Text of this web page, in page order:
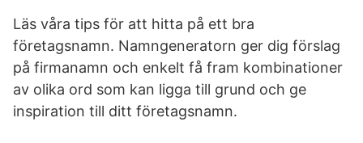
Läs våra tips för att hitta på ett bra
företagsnamn. Namngeneratorn ger dig förslag
på firmanamn och enkelt få fram kombinationer
av olika ord som kan ligga till grund och ge
inspiration till ditt företagsnamn.